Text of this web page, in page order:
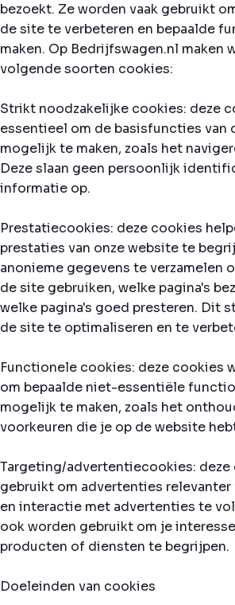
bezoekt. Ze worden vaak gebruikt
de site te verbeteren en bepaalde
maken. Op Bedrijfswagen.nl maken
volgende soorten cookies:
Strikt noodzakelijke cookies: deze
essentieel om de basisfuncties van
mogelijk te maken, zoals het
Deze slaan geen persoonlijk
informatie op.
Prestatiecookies: deze cookies
prestaties van onze website te
anonieme gegevens te verzamelen
de site gebruiken, welke pagina's
welke pagina's goed presteren. Dit
de site te optimaliseren en te
Functionele cookies: deze cookies
om bepaalde niet-essentiële
mogelijk te maken, zoals het
voorkeuren die je op de website
Targeting/advertentiecookies: deze
gebruikt om advertenties relevanter
en interactie met advertenties te
ook worden gebruikt om je
producten of diensten te begrijpen.
Doeleinden van cookies